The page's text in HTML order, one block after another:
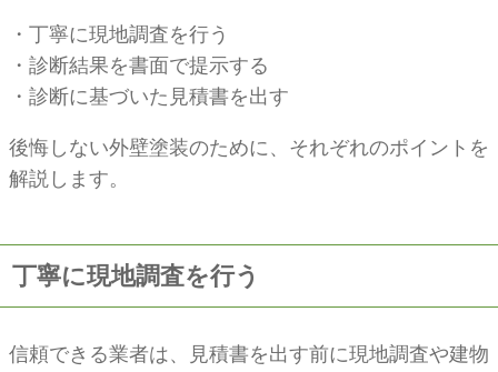
・丁寧に現地調査を行う
・診断結果を書面で提示する
・診断に基づいた見積書を出す
後悔しない外壁塗装のために、それぞれのポイントを
解説します。
丁寧に現地調査を行う
信頼できる業者は、見積書を出す前に現地調査や建物